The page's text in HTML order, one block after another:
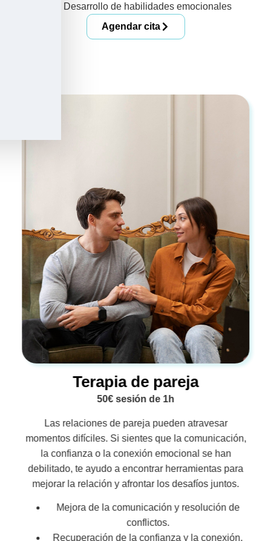
ciertas características y funciones.
Aceptar
Ver preferencias
Desarrollo de habilidades emocionales
Agendar cita
Terapia de pareja
50€ sesión de 1h
Las relaciones de pareja pueden atravesar
momentos difíciles. Si sientes que la comunicación,
la confianza o la conexión emocional se han
debilitado, te ayudo a encontrar herramientas para
mejorar la relación y afrontar los desafíos juntos.
Mejora de la comunicación y resolución de
conflictos.
Recuperación de la confianza y la conexión.